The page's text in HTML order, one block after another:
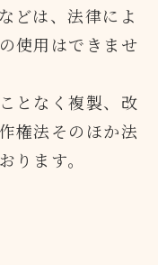
どは、法律によ
使用はできませ
となく複製、改
権法そのほか法
ります。